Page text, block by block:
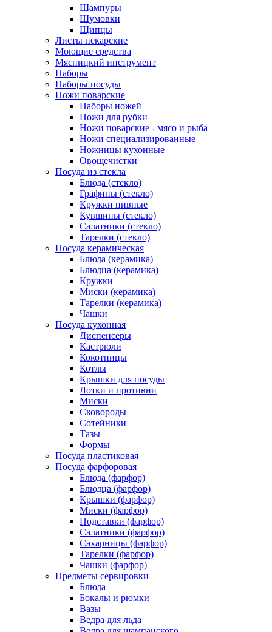
Шампуры
Шумовки
Щипцы
Листы пекарские
Моющие средства
Мясницкий инструмент
Наборы
Наборы посуды
Ножи поварские
Наборы ножей
Ножи для рубки
Ножи поварские - мясо и рыба
Ножи специализированные
Ножницы кухонные
Овощечистки
Посуда из стекла
Блюда (стекло)
Графины (стекло)
Кружки пивные
Кувшины (стекло)
Салатники (стекло)
Тарелки (стекло)
Посуда керамическая
Блюда (керамика)
Блюдца (керамика)
Кружки
Миски (керамика)
Тарелки (керамика)
Чашки
Посуда кухонная
Диспенсеры
Кастрюли
Кокотницы
Котлы
Крышки для посуды
Лотки и противни
Миски
Сковороды
Сотейники
Тазы
Формы
Посуда пластиковая
Посуда фарфоровая
Блюда (фарфор)
Блюдца (фарфор)
Крышки (фарфор)
Миски (фарфор)
Подставки (фарфор)
Салатники (фарфор)
Сахарницы (фарфор)
Тарелки (фарфор)
Чашки (фарфор)
Предметы сервировки
Блюда
Бокалы и рюмки
Вазы
Ведра для льда